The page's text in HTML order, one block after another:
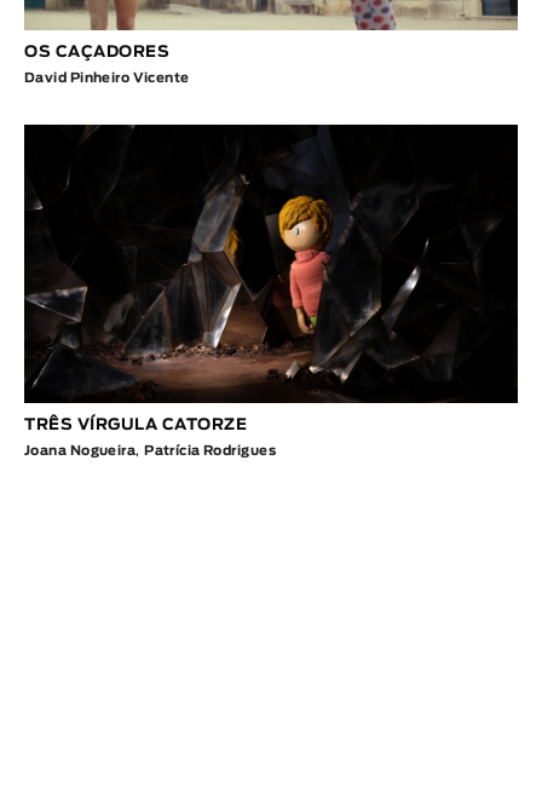
OS CAÇADORES
David Pinheiro Vicente
TRÊS VÍRGULA CATORZE
Joana Nogueira, Patrícia Rodrigues